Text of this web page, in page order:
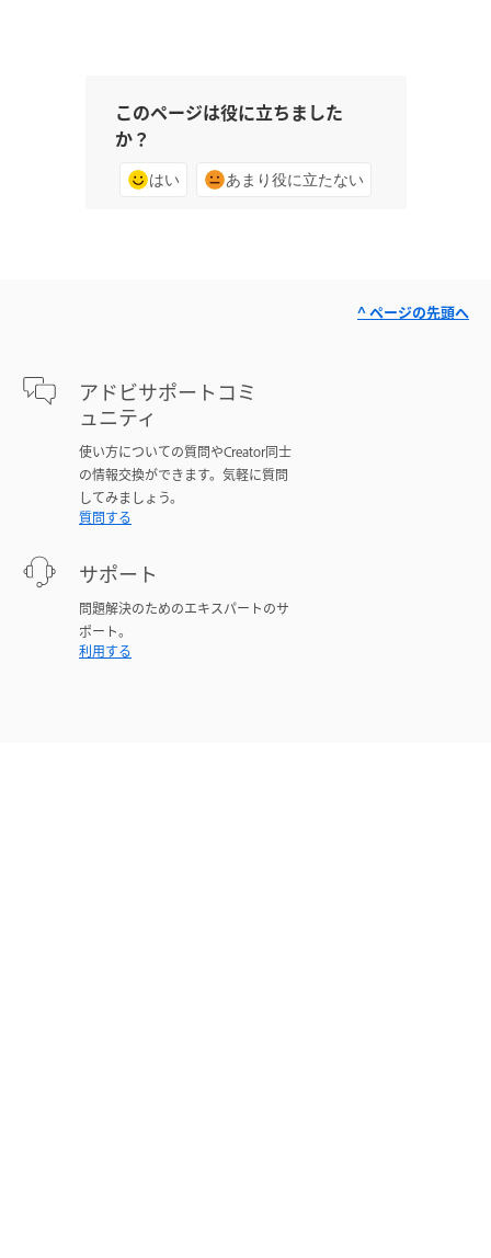
このページは役に立ちました
か？
はい あまり役に立たない
アドビサポートコミ
ュニティ
使い方についての質問やCreator同士
の情報交換ができます。気軽に質問
してみましょう。
質問する
サポート
問題解決のためのエキスパートのサ
ポート。
利用する
^ ページの先頭へ